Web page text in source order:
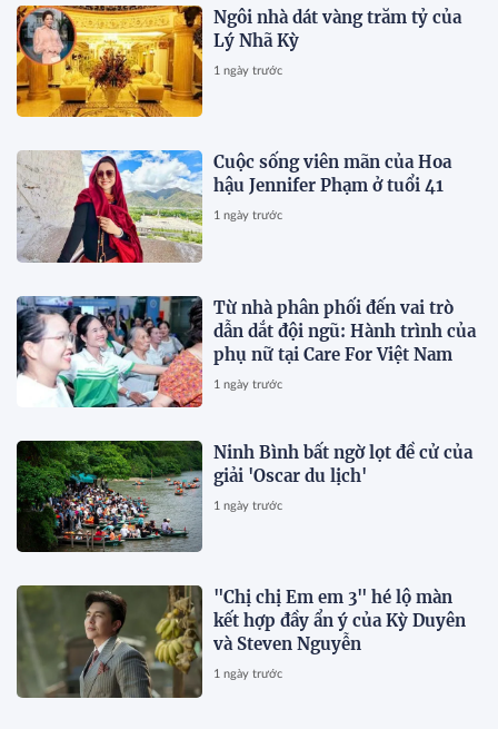
Ngôi nhà dát vàng trăm tỷ của
Lý Nhã Kỳ
1 ngày trước
Cuộc sống viên mãn của Hoa
hậu Jennifer Phạm ở tuổi 41
1 ngày trước
Từ nhà phân phối đến vai trò
dẫn dắt đội ngũ: Hành trình của
phụ nữ tại Care For Việt Nam
1 ngày trước
Ninh Bình bất ngờ lọt đề cử của
giải 'Oscar du lịch'
1 ngày trước
"Chị chị Em em 3" hé lộ màn
kết hợp đầy ẩn ý của Kỳ Duyên
và Steven Nguyễn
1 ngày trước